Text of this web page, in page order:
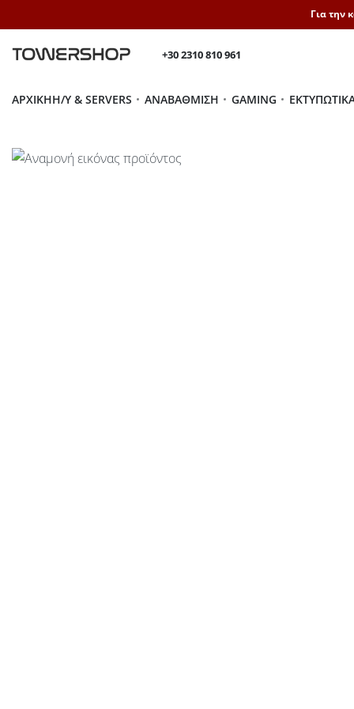
Για την
+30 2310 810 961
ΑΡΧΙΚΉH/Y & SERVERS ΑΝΑΒΆΘΜΙΣΗ GAMING